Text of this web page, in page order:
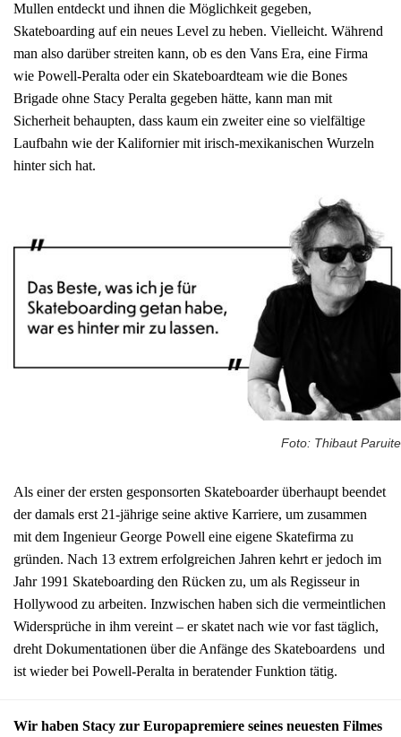
Mullen entdeckt und ihnen die Möglichkeit gegeben,
Skateboarding auf ein neues Level zu heben. Vielleicht. Während
man also darüber streiten kann, ob es den Vans Era, eine Firma
wie Powell-Peralta oder ein Skateboardteam wie die Bones
Brigade ohne Stacy Peralta gegeben hätte, kann man mit
Sicherheit behaupten, dass kaum ein zweiter eine so vielfältige
Laufbahn wie der Kalifornier mit irisch-mexikanischen Wurzeln
hinter sich hat.
Foto: Thibaut Paruite
Als einer der ersten gesponsorten Skateboarder überhaupt beendet
der damals erst 21-jährige seine aktive Karriere, um zusammen
mit dem Ingenieur George Powell eine eigene Skatefirma zu
gründen. Nach 13 extrem erfolgreichen Jahren kehrt er jedoch im
Jahr 1991 Skateboarding den Rücken zu, um als Regisseur in
Hollywood zu arbeiten. Inzwischen haben sich die vermeintlichen
Widersprüche in ihm vereint – er skatet nach wie vor fast täglich,
dreht Dokumentationen über die Anfänge des Skateboardens und
ist wieder bei Powell-Peralta in beratender Funktion tätig.
Wir haben Stacy zur Europapremiere seines neuesten Filmes